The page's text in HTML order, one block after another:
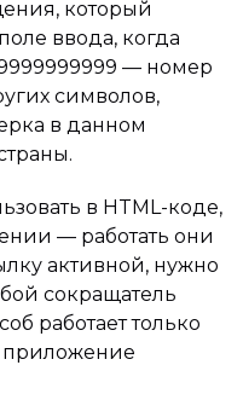
который
ввода, когда
— номер
символов,
в данном
в HTML-коде,
— работать они
активной, нужно
сокращатель
работает только
приложение